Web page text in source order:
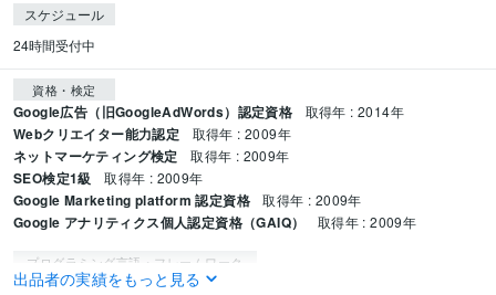
スケジュール
24時間受付中
資格・検定
Google広告（旧GoogleAdWords）認定資格 取得年 : 2014年
Webクリエイター能力認定 取得年 : 2009年
ネットマーケティング検定 取得年 : 2009年
SEO検定1級 取得年 : 2009年
Google Marketing platform 認定資格 取得年 : 2009年
Google アナリティクス個人認定資格（GAIQ） 取得年 : 2009年
プログラミング言語・フレームワーク
C#:15年CSS:15年Java:15年JavaScript:15年
出品者の実績をもっと見る